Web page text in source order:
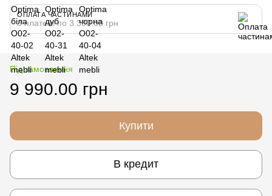
ОПЛАТА ЧАСТИНАМИ
3 платежі по 3 330.00 грн
Під замовлення
9 990.00 грн
Купити
В кредит